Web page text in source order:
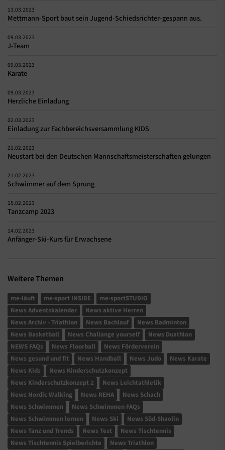
13.03.2023
Mettmann-Sport baut sein Jugend-Schiedsrichter-gespann aus.
09.03.2023
J-Team
09.03.2023
Karate
09.03.2023
Herzliche Einladung
02.03.2023
Einladung zur Fachbereichsversammlung KIDS
21.02.2023
Neustart bei den Deutschen Mannschaftsmeisterschaften gelungen
21.02.2023
Schwimmer auf dem Sprung
15.02.2023
Tanzcamp 2023
14.02.2023
Anfänger-Ski-Kurs für Erwachsene
Weitere Themen
me-läuft me-sport INSIDE
me-sportSTUDIO
News Adventskalender
News aktive Herren
News Archiv - Triathlon
News Bachlauf
News Badminton
News Basketball
News Challange yourself
News Duathlon
NEWS FAQs
News Floorball
News Förderverein
News gesund und fit
News Handball News Judo
News Karate
News Kids
News Kinderschutzkonzept
News Kinderschutzkonzept 2
News Leichtathletik
News Nordic Walking
News REHA
News Schach
News Schwimmen
News Schwimmen FAQs
News Schwimmen lernen
News Ski
News Süd-Shaolin
News Tanz und Trends
News Test
News Tischtennis
News Tischtennis Spielberichte
News Triathlon